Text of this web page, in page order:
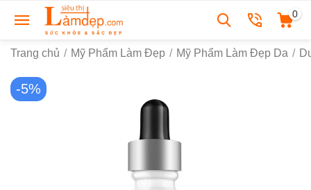
0
Trang chủ / Mỹ Phẩm Làm Đẹp / Mỹ Phẩm Làm Đẹp Da /
-5%